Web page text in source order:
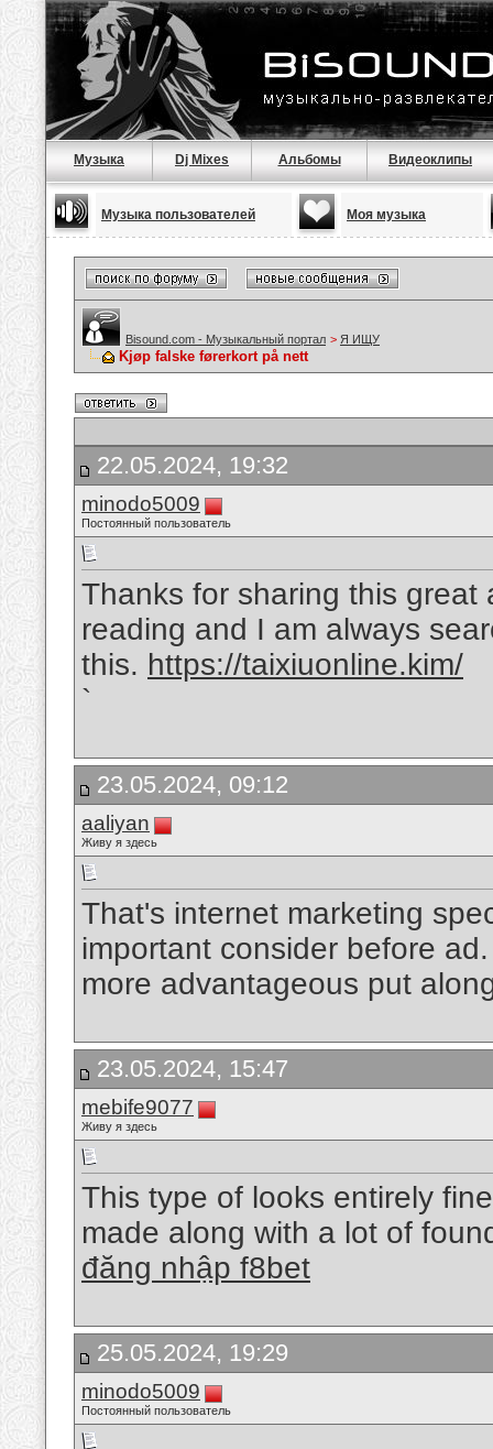
Музыка Dj Mixes Альбомы Видеоклипы
Музыка пользователей Моя музыка
Bisound.com - Музыкальный портал > Я ИЩУ
Kjøp falske førerkort på nett
22.05.2024, 19:32
minodo5009
Постоянный пользователь
Thanks for sharing this great
reading and I am always
this. https://taixiuonline.kim/
`
23.05.2024, 09:12
aaliyan
Живу я здесь
That's internet marketing
important consider before
more advantageous put
23.05.2024, 15:47
mebife9077
Живу я здесь
This type of looks entirely
made along with a lot of
đăng nhập f8bet
25.05.2024, 19:29
minodo5009
Постоянный пользователь